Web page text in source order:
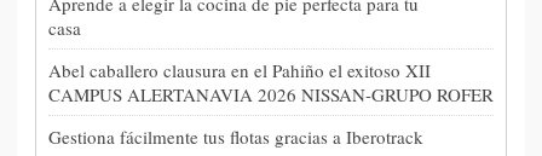
casa
Abel caballero clausura en el Pahiño el exitoso XII
CAMPUS ALERTANAVIA 2026 NISSAN-GRUPO ROFER
Gestiona fácilmente tus flotas gracias a Iberotrack